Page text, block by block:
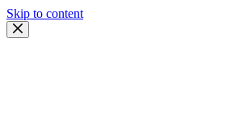
Skip to content